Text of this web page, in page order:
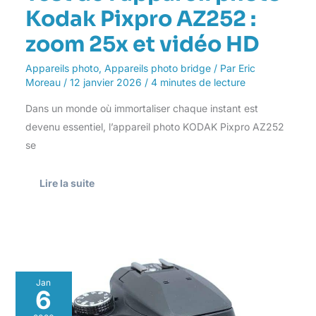
Kodak Pixpro AZ252 :
zoom 25x et vidéo HD
Appareils photo, Appareils photo bridge/ Par Eric
Moreau / 12 janvier 2026 / 4 minutes de lecture
Dans un monde où immortaliser chaque instant est
devenu essentiel, l’appareil photo KODAK Pixpro AZ252
se
Lire la suite
Jan
6
Test
:
panasonic